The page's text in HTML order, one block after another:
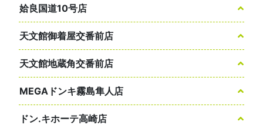
姶良国道10号店
天文館御着屋交番前店
天文館地蔵角交番前店
MEGAドンキ霧島隼人店
ドン.キホーテ高崎店